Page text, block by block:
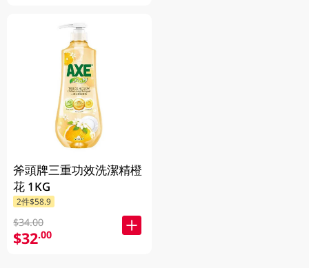
斧頭牌三重功效洗潔精橙
花 1KG
2件$58.9
$34.00
$32.00